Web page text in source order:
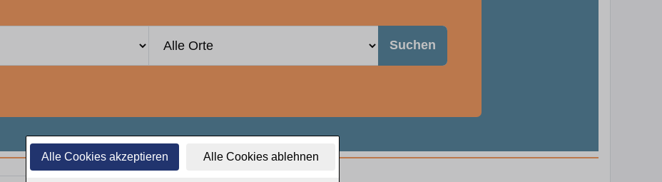
Alle Cookies akzeptieren Alle Cookies ablehnen
Suchen